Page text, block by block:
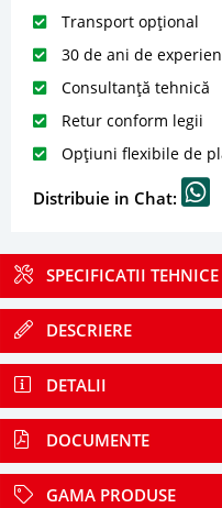
Transport opțional
30 de ani de
Consultanță tehnică
Retur conform legii
Opțiuni flexibile de
Distribuie in Chat:
SPECIFICATII TEHNICE
DESCRIERE
DETALII
DOCUMENTE
GAMA PRODUSE